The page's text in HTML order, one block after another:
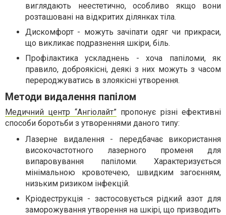
виглядають неестетично, особливо якщо вони
розташовані на відкритих ділянках тіла.
Дискомфорт - можуть зачіпати одяг чи прикраси,
що викликає подразнення шкіри, біль.
Профілактика ускладнень - хоча папіломи, як
правило, доброякісні, деякі з них можуть з часом
перероджуватись в злоякісні утворення.
Методи видалення папілом
Медичний центр “Ангіолайт”пропонує різні ефективні
способи боротьби з утвореннями даного типу:
Лазерне видалення - передбачає використання
високочастотного лазерного променя для
випаровування папіломи. Характеризується
мінімальною кровотечею, швидким загоєнням,
низьким ризиком інфекцій.
Кріодеструкція - застосовується рідкий азот для
заморожування утворення на шкірі, що призводить